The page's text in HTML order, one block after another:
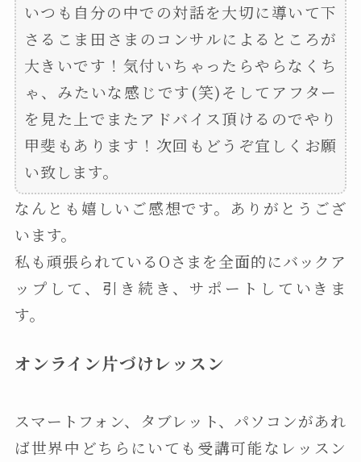
いつも自分の中での対話を大切に導いて下
さるこま田さまのコンサルによるところが
大きいです！気付いちゃったらやらなくち
ゃ、みたいな感じです(笑)そしてアフター
を見た上でまたアドバイス頂けるのでやり
甲斐もあります！次回もどうぞ宜しくお願
い致します。
なんとも嬉しいご感想です。ありがとうござ
います。
私も頑張られているOさまを全面的にバックア
ップして、引き続き、サポートしていきま
す。
オンライン片づけレッスン
スマートフォン、タブレット、パソコンがあれ
ば世界中どちらにいても受講可能なレッスン